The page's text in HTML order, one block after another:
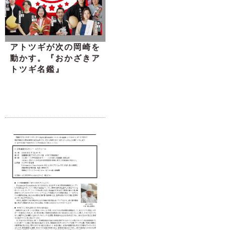
アトツギが次の岡崎を
動かす。『おかざきア
トツギ名鑑』